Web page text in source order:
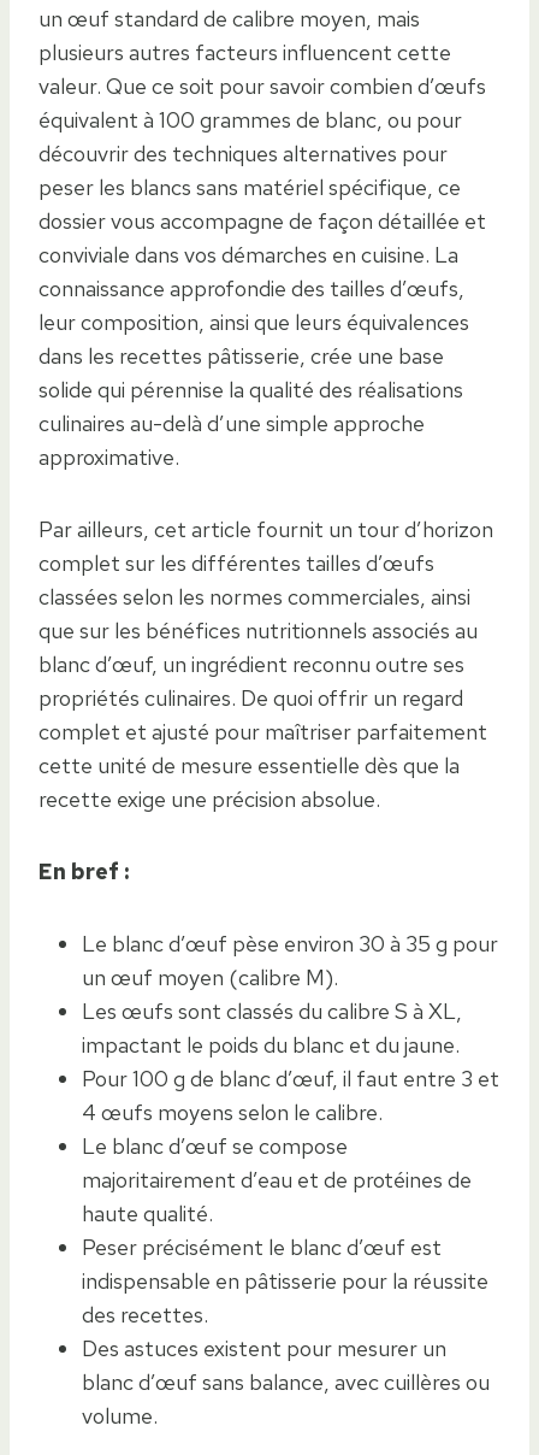
un œuf standard de calibre moyen, mais
plusieurs autres facteurs influencent cette
valeur. Que ce soit pour savoir combien d’œufs
équivalent à 100 grammes de blanc, ou pour
découvrir des techniques alternatives pour
peser les blancs sans matériel spécifique, ce
dossier vous accompagne de façon détaillée et
conviviale dans vos démarches en cuisine. La
connaissance approfondie des tailles d’œufs,
leur composition, ainsi que leurs équivalences
dans les recettes pâtisserie, crée une base
solide qui pérennise la qualité des réalisations
culinaires au-delà d’une simple approche
approximative.
Par ailleurs, cet article fournit un tour d’horizon
complet sur les différentes tailles d’œufs
classées selon les normes commerciales, ainsi
que sur les bénéfices nutritionnels associés au
blanc d’œuf, un ingrédient reconnu outre ses
propriétés culinaires. De quoi offrir un regard
complet et ajusté pour maîtriser parfaitement
cette unité de mesure essentielle dès que la
recette exige une précision absolue.
En bref :
Le blanc d’œuf pèse environ 30 à 35 g pour
un œuf moyen (calibre M).
Les œufs sont classés du calibre S à XL,
impactant le poids du blanc et du jaune.
Pour 100 g de blanc d’œuf, il faut entre 3 et
4 œufs moyens selon le calibre.
Le blanc d’œuf se compose
majoritairement d’eau et de protéines de
haute qualité.
Peser précisément le blanc d’œuf est
indispensable en pâtisserie pour la réussite
des recettes.
Des astuces existent pour mesurer un
blanc d’œuf sans balance, avec cuillères ou
volume.